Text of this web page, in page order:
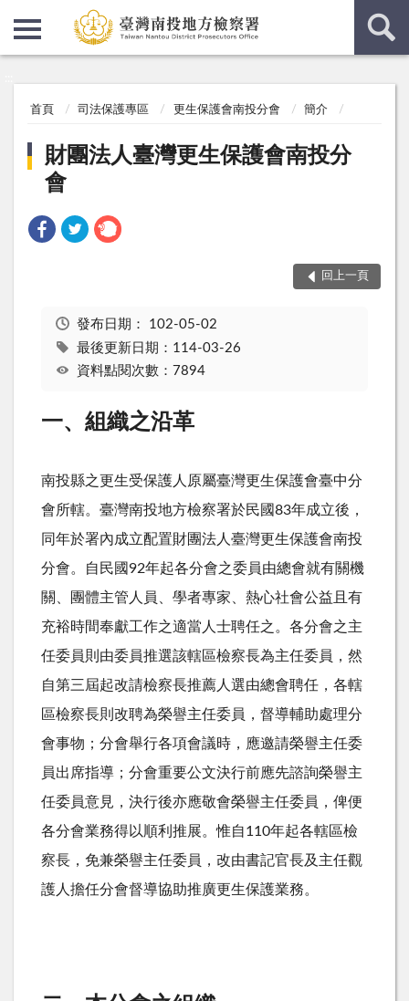
首頁 司法保護專區 更生保護會南投分會 簡介
財團法人臺灣更生保護會南投分
會
回上一頁
發布日期： 102-05-02
最後更新日期：114-03-26
資料點閱次數：7894
一、組織之沿革
南投縣之更生受保護人原屬臺灣更生保護會臺中分
會所轄。臺灣南投地方檢察署於民國83年成立後，
同年於署內成立配置財團法人臺灣更生保護會南投
分會。自民國92年起各分會之委員由總會就有關機
關、團體主管人員、學者專家、熱心社會公益且有
充裕時間奉獻工作之適當人士聘任之。各分會之主
任委員則由委員推選該轄區檢察長為主任委員，然
自第三屆起改請檢察長推薦人選由總會聘任，各轄
區檢察長則改聘為榮譽主任委員，督導輔助處理分
會事物；分會舉行各項會議時，應邀請榮譽主任委
員出席指導；分會重要公文決行前應先諮詢榮譽主
任委員意見，決行後亦應敬會榮譽主任委員，俾便
各分會業務得以順利推展。惟自110年起各轄區檢
察長，免兼榮譽主任委員，改由書記官長及主任觀
護人擔任分會督導協助推廣更生保護業務。